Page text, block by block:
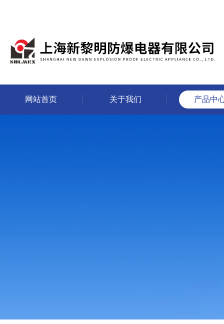
网站首页 关于我们 产品中